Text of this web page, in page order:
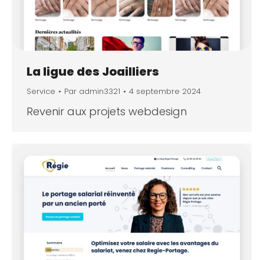
La ligue des Joailliers
Service Par admin3321 4 septembre 2024
Revenir aux projets webdesign